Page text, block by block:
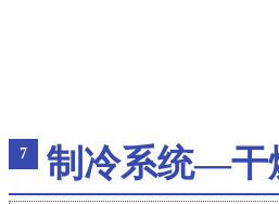
7
制冷系统—干